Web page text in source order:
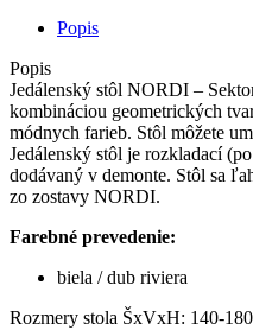
Popis
Popis
Jedálenský stôl NORDI –
kombináciou geometrických
módnych farieb. Stôl môžete
Jedálenský stôl je rozkladací
dodávaný v demonte. Stôl sa
zo zostavy NORDI.
Farebné prevedenie:
biela / dub riviera
Rozmery stola ŠxVxH: 140-